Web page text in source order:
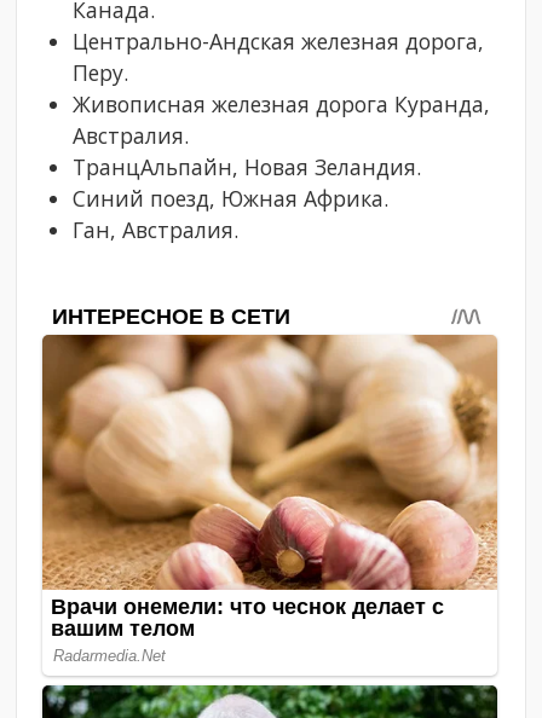
Канада.
Центрально-Андская железная дорога,
Перу.
Живописная железная дорога Куранда,
Австралия.
ТранцАльпайн, Новая Зеландия.
Синий поезд, Южная Африка.
Ган, Австралия.